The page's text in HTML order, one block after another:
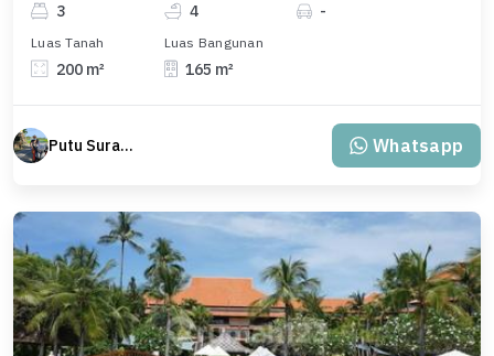
3 4 -
Luas Tanah
200 m²
Luas Bangunan
165 m²
Putu Suratama (wayanjaka) Whatsapp